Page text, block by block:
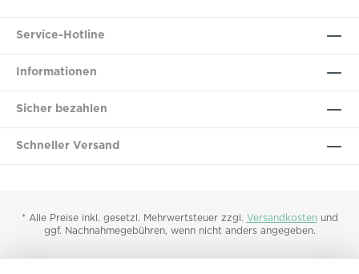
Service-Hotline
Informationen
Sicher bezahlen
Schneller Versand
* Alle Preise inkl. gesetzl. Mehrwertsteuer zzgl. Versandkostenund
ggf. Nachnahmegebühren, wenn nicht anders angegeben.